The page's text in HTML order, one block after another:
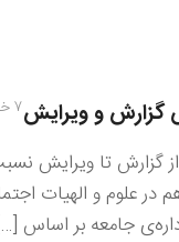
و ویرایش۷ خرداد ۱۴۰۱
تا ویرایش
در علوم و الهیات
جامعه بر اساس